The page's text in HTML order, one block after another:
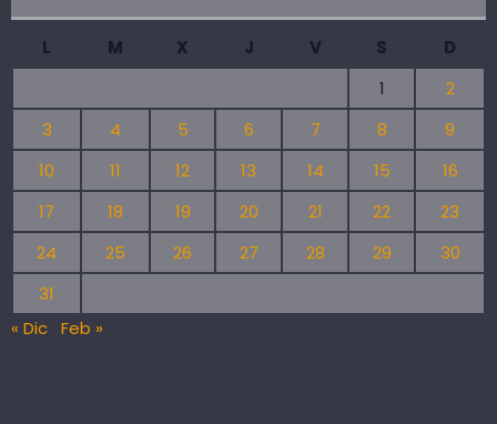
L M X J V S
D
1
2
3
4 5 6 7 8
9
10
11 12 13 14 15
16
17
18 19 20 21 22
23
24
25 26 27 28 29
30
31
« Dic Feb »